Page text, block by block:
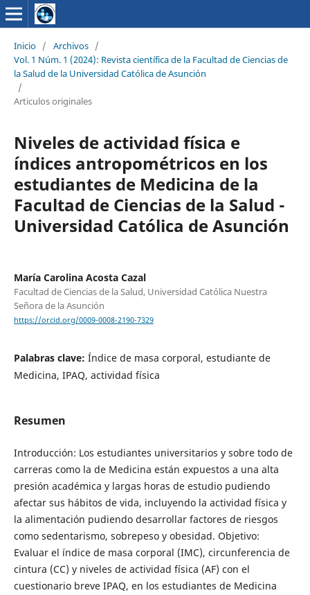
Inicio / Archivos /
Vol. 1 Núm. 1 (2024): Revista científica de la Facultad de Ciencias de
la Salud de la Universidad Católica de Asunción
/
Articulos originales
Niveles de actividad física e
índices antropométricos en los
estudiantes de Medicina de la
Facultad de Ciencias de la Salud -
Universidad Católica de Asunción
María Carolina Acosta Cazal
Facultad de Ciencias de la Salud, Universidad Católica Nuestra
Señora de la Asunción
https://orcid.org/0009-0008-2190-7329
Palabras clave: Índice de masa corporal, estudiante de
Medicina, IPAQ, actividad física
Resumen
Introducción: Los estudiantes universitarios y sobre todo de
carreras como la de Medicina están expuestos a una alta
presión académica y largas horas de estudio pudiendo
afectar sus hábitos de vida, incluyendo la actividad física y
la alimentación pudiendo desarrollar factores de riesgos
como sedentarismo, sobrepeso y obesidad. Objetivo:
Evaluar el índice de masa corporal (IMC), circunferencia de
cintura (CC) y niveles de actividad física (AF) con el
cuestionario breve IPAQ, en los estudiantes de Medicina